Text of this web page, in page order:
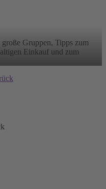
Gruppen, Tipps zum
Einkauf und zum